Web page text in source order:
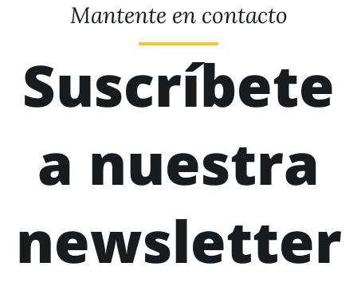
Mantente en contacto
Suscríbete
a nuestra
newsletter